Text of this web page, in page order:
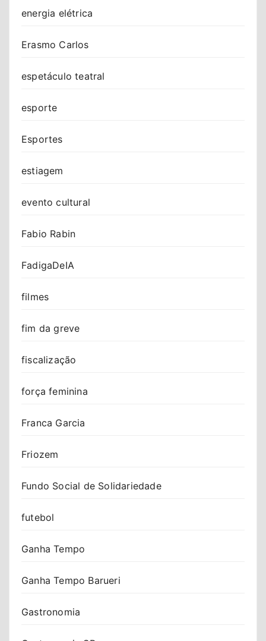
energia elétrica
Erasmo Carlos
espetáculo teatral
esporte
Esportes
estiagem
evento cultural
Fabio Rabin
FadigaDeIA
filmes
fim da greve
fiscalização
força feminina
Franca Garcia
Friozem
Fundo Social de Solidariedade
futebol
Ganha Tempo
Ganha Tempo Barueri
Gastronomia